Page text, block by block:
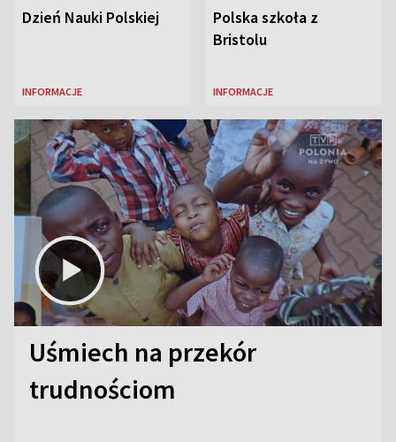
Dzień Nauki Polskiej
INFORMACJE
Polska szkoła z
Bristolu
INFORMACJE
Uśmiech na przekór
trudnościom